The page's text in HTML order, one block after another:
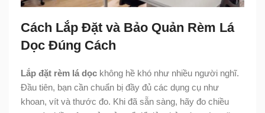
Cách Lắp Đặt và Bảo Quản Rèm Lá
Dọc Đúng Cách
Lắp đặt rèm lá dọc không hề khó như nhiều người nghĩ.
Đầu tiên, bạn cần chuẩn bị đầy đủ các dụng cụ như
khoan, vít và thước đo. Khi đã sẵn sàng, hãy đo chiều